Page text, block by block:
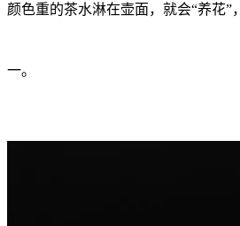
颜色重的茶水淋在壶面，就会“养花”
一。